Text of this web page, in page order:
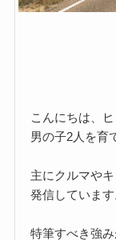
こんにちは、ヒ
男の子2人を育
主にクルマや
発信しています
特筆すべき強